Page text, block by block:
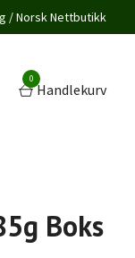
/ Norsk Nettbutikk
0
Handlekurv
Boks